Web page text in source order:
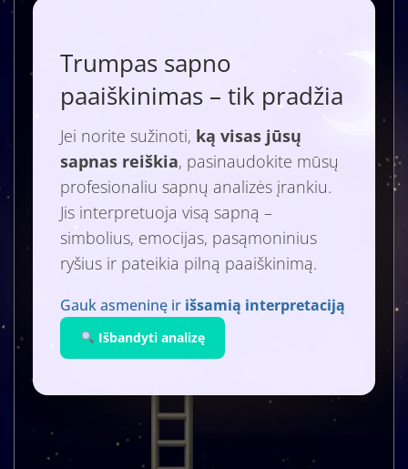
Trumpas sapno
paaiškinimas – tik pradžia
Jei norite sužinoti, ką visas jūsų
sapnas reiškia, pasinaudokite mūsų
profesionaliu sapnų analizės įrankiu.
Jis interpretuoja visą sapną –
simbolius, emocijas, pasąmoninius
ryšius ir pateikia pilną paaiškinimą.
Gauk asmeninę ir išsamią interpretaciją
Išbandyti analizę